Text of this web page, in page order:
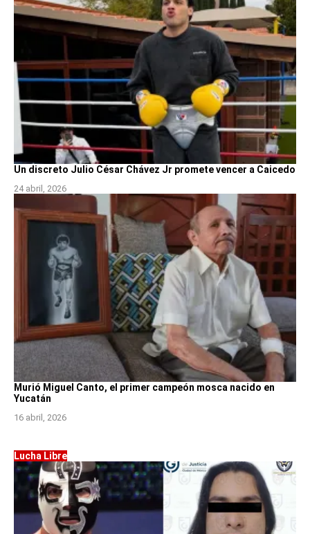
Un discreto Julio César Chávez Jr promete vencer a Caicedo
24 abril, 2026
Murió Miguel Canto, el primer campeón mosca nacido en
Yucatán
16 abril, 2026
Lucha Libre